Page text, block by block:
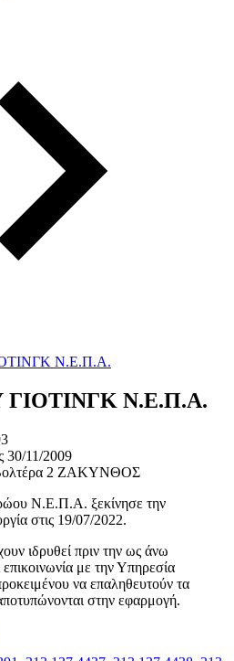
Ν.Ε.Π.Α.
Ν.Ε.Π.Α.
30/11/2009
2 ΖΑΚΥΝΘΟΣ
Ν.Ε.Π.Α. ξεκίνησε την
στις 19/07/2022.
ιδρυθεί πριν την ως άνω
επικοινωνία με την Υπηρεσία
να επαληθευτούν τα
στην εφαρμογή.